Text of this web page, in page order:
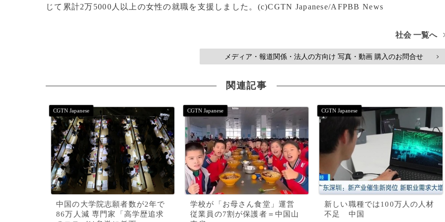
じて累計2万5000人以上の女性の就職を支援しました。(c)CGTN Japanese/AFPBB News
社会 一覧へ
メディア・報道関係・法人の方向け 写真・動画 購入のお問合せ >
関連記事
中国の大学院志願者数が2年で
86万人減 専門家「高学歴追求
学校が「お母さん食堂」運営
従業員の7割が保護者＝中国山
新しい職種では100万人の人材
不足 中国